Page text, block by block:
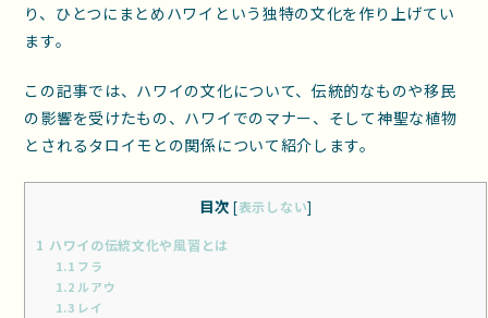
り、ひとつにまとめハワイという独特の文化を作り上げてい
ます。
この記事では、ハワイの文化について、伝統的なものや移民
の影響を受けたもの、ハワイでのマナー、そして神聖な植物
とされるタロイモとの関係について紹介します。
目次 [表示しない]
1 ハワイの伝統文化や風習とは
1.1 フラ
1.2 ルアウ
1.3 レイ